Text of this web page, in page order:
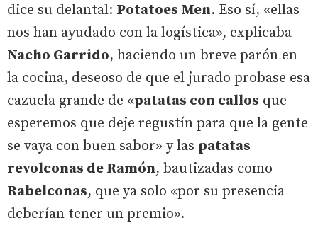
dice su delantal: Potatoes Men. Eso sí, «ellas
nos han ayudado con la logística», explicaba
Nacho Garrido, haciendo un breve parón en
la cocina, deseoso de que el jurado probase esa
cazuela grande de «patatas con callos que
esperemos que deje regustín para que la gente
se vaya con buen sabor» y las patatas
revolconas de Ramón, bautizadas como
Rabelconas, que ya solo «por su presencia
deberían tener un premio».